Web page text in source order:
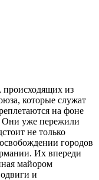
происходящих из
которые служат
на фоне
Они уже пережили
не только
городов
Их впереди
майором
и